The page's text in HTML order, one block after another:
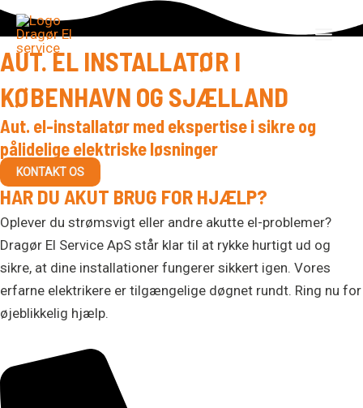
Gå
til
indholdet
AUT. EL INSTALLATØR I
KØBENHAVN OG SJÆLLAND
Aut. el-installatør med ekspertise i sikre og
pålidelige elektriske løsninger
KONTAKT OS
HAR DU AKUT BRUG FOR HJÆLP?
Oplever du strømsvigt eller andre akutte el-problemer?
Dragør El Service ApS står klar til at rykke hurtigt ud og
sikre, at dine installationer fungerer sikkert igen. Vores
erfarne elektrikere er tilgængelige døgnet rundt. Ring nu for
øjeblikkelig hjælp.